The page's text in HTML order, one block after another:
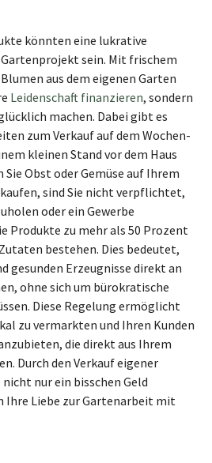
könnten eine lukrative
sein. Mit frischem
aus dem eigenen Garten
Leidenschaft finanzieren, sondern
machen. Dabei gibt es
zum Verkauf auf dem Wochen-
kleinen Stand vor dem Haus
Obst oder Gemüse auf Ihrem
sind Sie nicht verpflichtet,
oder ein Gewerbe
Produkte zu mehr als 50 Prozent
bestehen. Dies bedeutet,
gesunden Erzeugnisse direkt an
ohne sich um bürokratische
Diese Regelung ermöglicht
zu vermarkten und Ihren Kunden
die direkt aus Ihrem
Durch den Verkauf eigener
nur ein bisschen Geld
Ihre Liebe zur Gartenarbeit mit